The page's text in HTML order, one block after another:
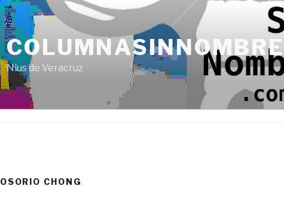
COLUMNASINNOMBRE
Nius de Veracruz
OSORIO CHONG